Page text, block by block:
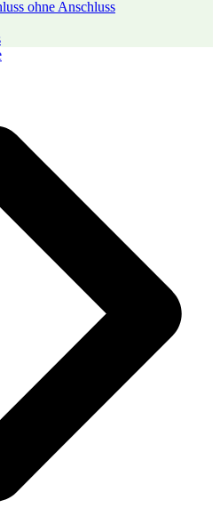
ohne Anschluss